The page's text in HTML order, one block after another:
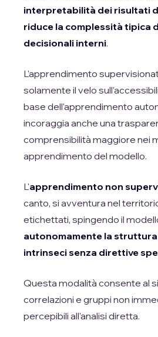
interpretabilità dei risultati
riduce la complessità tipica
decisionali interni.
L'apprendimento
solamente il velo
base dell'apprendimento
incoraggia anche una
comprensibilità maggiore nei
apprendimento del modello.
L'apprendimento non
canto, si avventura nel
etichettati, spingendo il
autonomamente la
intrinseci senza direttive
Questa modalità consente al
correlazioni e gruppi non
percepibili all'analisi diretta.